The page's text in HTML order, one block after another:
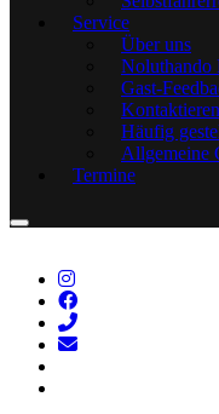
Service
Über uns
Noluthando
Gast-
Häufig
Allgemeine
Termine